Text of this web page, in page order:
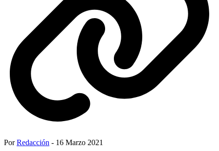
PorRedacción - 16 Marzo 2021